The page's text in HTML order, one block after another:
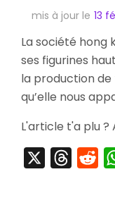
mis à jour le 13
La société hong
ses figurines
la production de
qu’elle nous
L'article t'a plu ?